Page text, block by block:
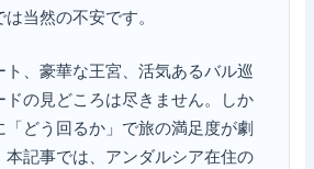
当然の不安です。
、豪華な王宮、活気あるバル巡
ドの見どころは尽きません。しか
「どう回るか」で旅の満足度が劇
本記事では、アンダルシア在住の